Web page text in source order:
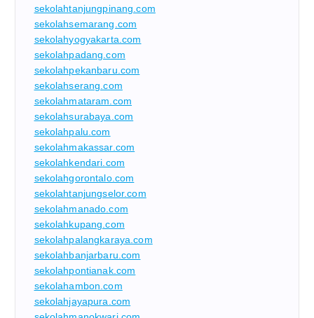
sekolahtanjungpinang.com
sekolahsemarang.com
sekolahyogyakarta.com
sekolahpadang.com
sekolahpekanbaru.com
sekolahserang.com
sekolahmataram.com
sekolahsurabaya.com
sekolahpalu.com
sekolahmakassar.com
sekolahkendari.com
sekolahgorontalo.com
sekolahtanjungselor.com
sekolahmanado.com
sekolahkupang.com
sekolahpalangkaraya.com
sekolahbanjarbaru.com
sekolahpontianak.com
sekolahambon.com
sekolahjayapura.com